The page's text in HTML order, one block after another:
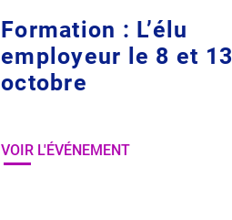
Formation : L’élu
employeur le 8 et 13
octobre
VOIR L'ÉVÉNEMENT